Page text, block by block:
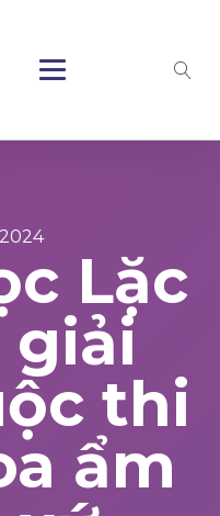
Lặc
giải
thi
ẩm